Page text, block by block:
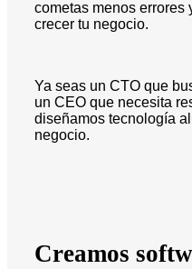
cometas menos errores
crecer tu negocio.
Ya seas un CTO que
un CEO que necesita
diseñamos tecnología
negocio.
Creamos